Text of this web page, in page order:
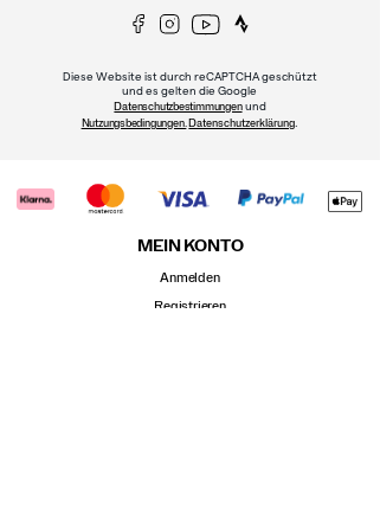
Diese Website ist durch reCAPTCHA geschützt
und es gelten die Google
Datenschutzbestimmungenund
Nutzungsbedingungen. Datenschutzerklärung
MEIN KONTO
Anmelden
Registrieren